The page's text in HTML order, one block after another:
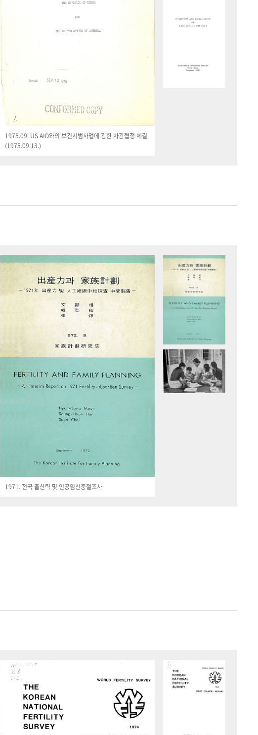
1975.09. US AID와의 보건시범사업에 관한 차관협정 체결
(1975.09.13.)
1971. 전국 출산력 및 인공임신중절조사